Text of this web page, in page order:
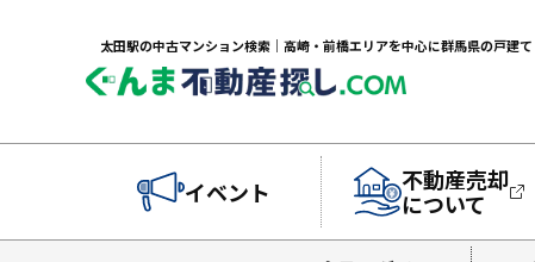
イベント
不動産売却
について